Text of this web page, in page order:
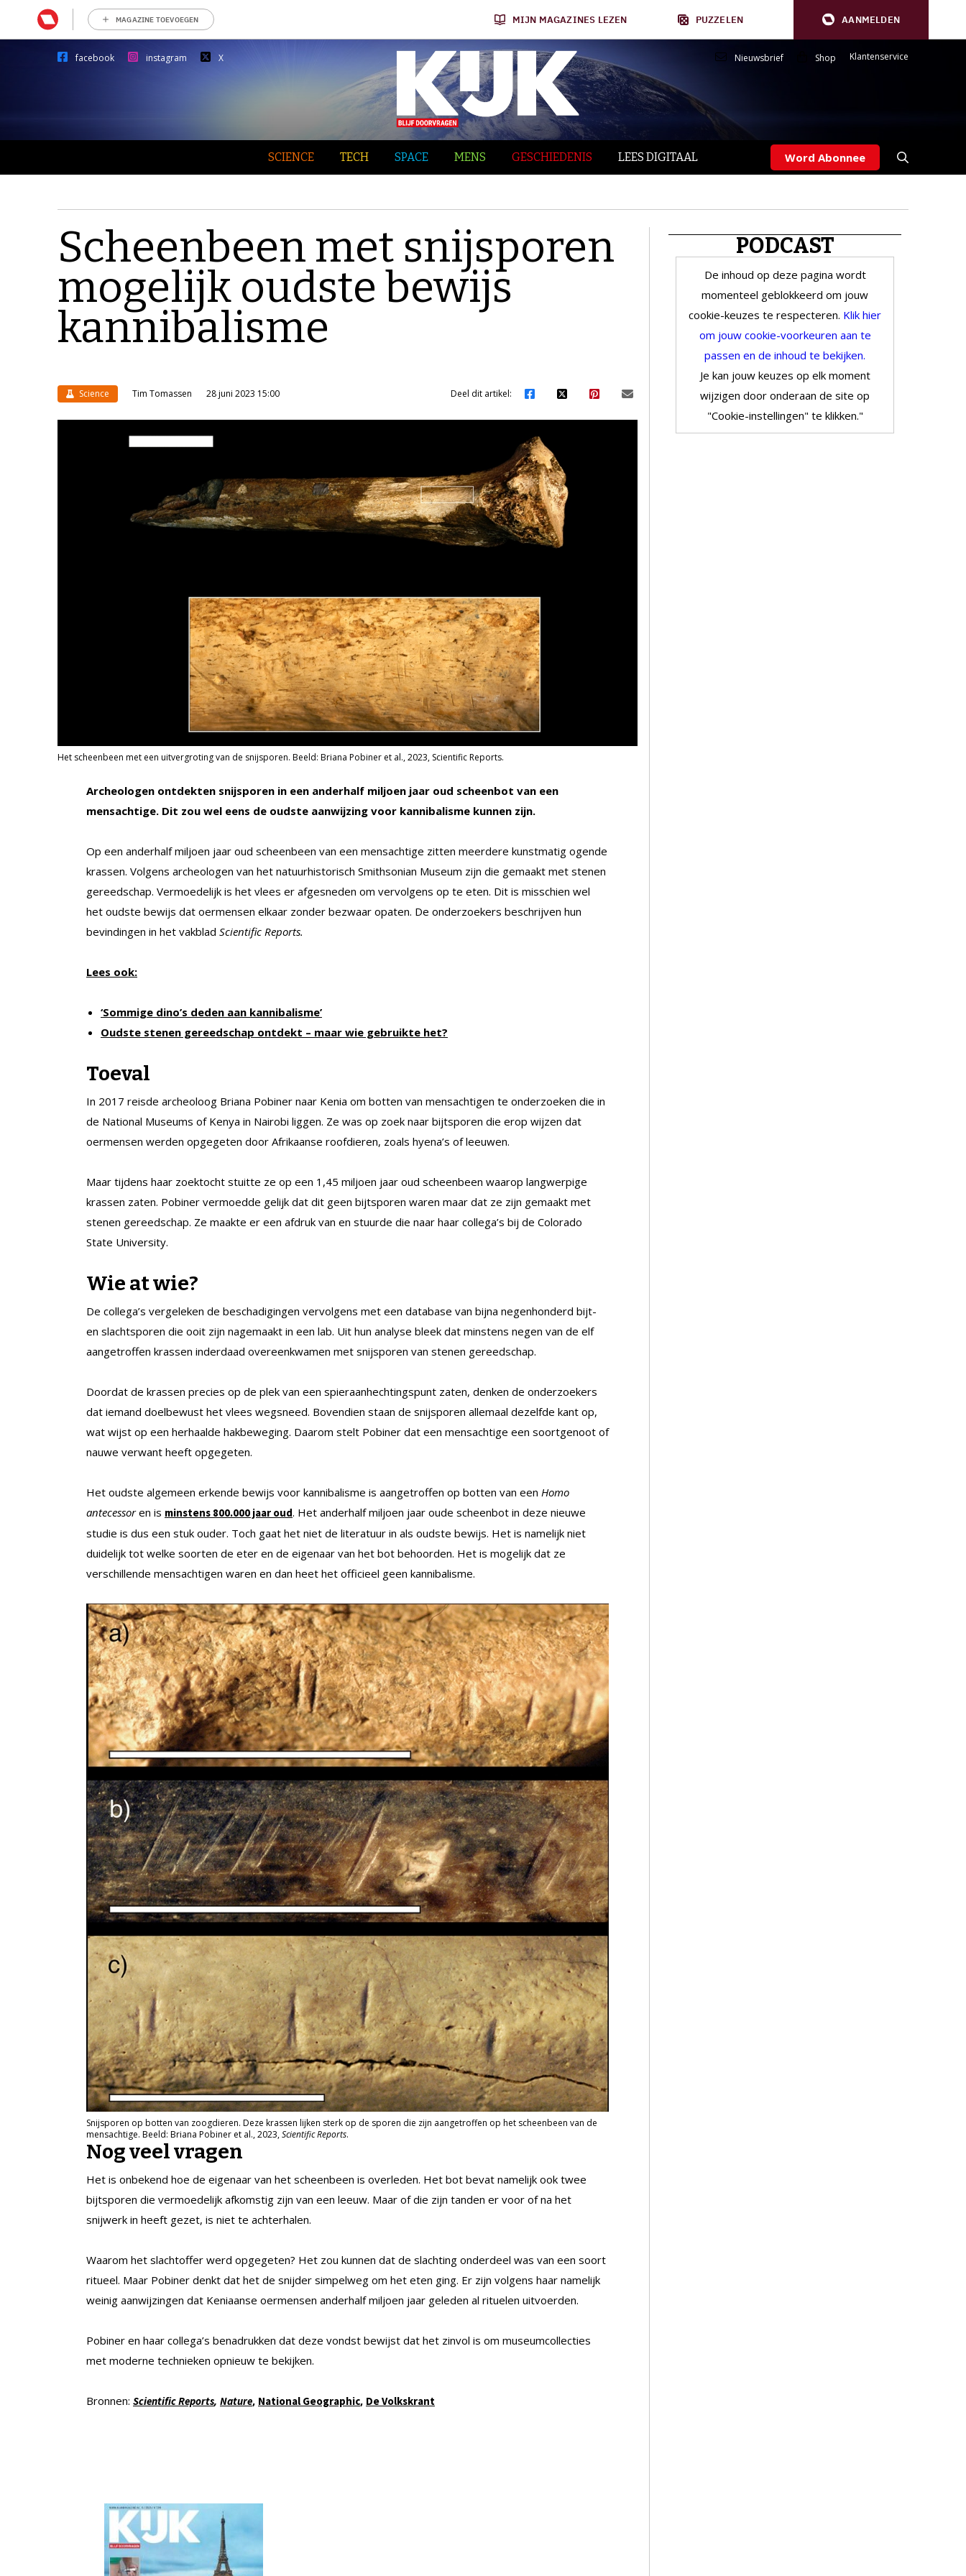
MAGAZINE TOEVOEGEN MIJN MAGAZINES LEZEN PUZZELEN AANMELDEN
facebook instagram X Nieuwsbrief Shop Klantenservice
SCIENCE TECH SPACE MENS GESCHIEDENIS LEES DIGITAAL Word Abonnee
Scheenbeen met snijsporen
mogelijk oudste bewijs
kannibalisme
Science Tim Tomassen 28 juni 2023 15:00 Deel dit artikel:
Het scheenbeen met een uitvergroting van de snijsporen. Beeld: Briana Pobiner et al., 2023, Scientific Reports.
Archeologen ontdekten snijsporen in een anderhalf miljoen jaar oud scheenbot van een
mensachtige. Dit zou wel eens de oudste aanwijzing voor kannibalisme kunnen zijn.
Op een anderhalf miljoen jaar oud scheenbeen van een mensachtige zitten meerdere kunstmatig ogende
krassen. Volgens archeologen van het natuurhistorisch Smithsonian Museum zijn die gemaakt met stenen
gereedschap. Vermoedelijk is het vlees er afgesneden om vervolgens op te eten. Dit is misschien wel
het oudste bewijs dat oermensen elkaar zonder bezwaar opaten. De onderzoekers beschrijven hun
bevindingen in het vakblad Scientific Reports.
Lees ook:
‘Sommige dino’s deden aan kannibalisme’
Oudste stenen gereedschap ontdekt – maar wie gebruikte het?
Toeval
In 2017 reisde archeoloog Briana Pobiner naar Kenia om botten van mensachtigen te onderzoeken die in
de National Museums of Kenya in Nairobi liggen. Ze was op zoek naar bijtsporen die erop wijzen dat
oermensen werden opgegeten door Afrikaanse roofdieren, zoals hyena’s of leeuwen.
Maar tijdens haar zoektocht stuitte ze op een 1,45 miljoen jaar oud scheenbeen waarop langwerpige
krassen zaten. Pobiner vermoedde gelijk dat dit geen bijtsporen waren maar dat ze zijn gemaakt met
stenen gereedschap. Ze maakte er een afdruk van en stuurde die naar haar collega’s bij de Colorado
State University.
Wie at wie?
De collega’s vergeleken de beschadigingen vervolgens met een database van bijna negenhonderd bijt-
en slachtsporen die ooit zijn nagemaakt in een lab. Uit hun analyse bleek dat minstens negen van de elf
aangetroffen krassen inderdaad overeenkwamen met snijsporen van stenen gereedschap.
Doordat de krassen precies op de plek van een spieraanhechtingspunt zaten, denken de onderzoekers
dat iemand doelbewust het vlees wegsneed. Bovendien staan de snijsporen allemaal dezelfde kant op,
wat wijst op een herhaalde hakbeweging. Daarom stelt Pobiner dat een mensachtige een soortgenoot of
nauwe verwant heeft opgegeten.
Het oudste algemeen erkende bewijs voor kannibalisme is aangetroffen op botten van een Homo
antecessoren is minstens 800.000 jaar oud. Het anderhalf miljoen jaar oude scheenbot in deze nieuwe
studie is dus een stuk ouder. Toch gaat het niet de literatuur in als oudste bewijs. Het is namelijk niet
duidelijk tot welke soorten de eter en de eigenaar van het bot behoorden. Het is mogelijk dat ze
verschillende mensachtigen waren en dan heet het officieel geen kannibalisme.
Snijsporen op botten van zoogdieren. Deze krassen lijken sterk op de sporen die zijn aangetroffen op het scheenbeen van de
mensachtige. Beeld: Briana Pobiner et al., 2023,Scientific Reports.
Nog veel vragen
Het is onbekend hoe de eigenaar van het scheenbeen is overleden. Het bot bevat namelijk ook twee
bijtsporen die vermoedelijk afkomstig zijn van een leeuw. Maar of die zijn tanden er voor of na het
snijwerk in heeft gezet, is niet te achterhalen.
Waarom het slachtoffer werd opgegeten? Het zou kunnen dat de slachting onderdeel was van een soort
ritueel. Maar Pobiner denkt dat het de snijder simpelweg om het eten ging. Er zijn volgens haar namelijk
weinig aanwijzingen dat Keniaanse oermensen anderhalf miljoen jaar geleden al rituelen uitvoerden.
Pobiner en haar collega’s benadrukken dat deze vondst bewijst dat het zinvol is om museumcollecties
met moderne technieken opnieuw te bekijken.
Bronnen: Scientific Reports, Nature, National Geographic, De Volkskrant
PODCAST
De inhoud op deze pagina wordt
momenteel geblokkeerd om jouw
cookie-keuzes te respecteren. Klik hier
om jouw cookie-voorkeuren aan te
passen en de inhoud te bekijken.
Je kan jouw keuzes op elk moment
wijzigen door onderaan de site op
"Cookie-instellingen" te klikken."